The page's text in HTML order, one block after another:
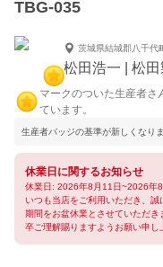
TBG-035
茨城県結城郡八千代
松田浩一 | 松
マークのついた生産者さ
ています。
生産者バッジの基準が新しくなりま
休業日に関するお知らせ
休業日: 2026年8月11日~2026年
いつも当店をご利用いただき、
期間をお盆休業とさせていただ
卒ご理解賜りますようお願い申し